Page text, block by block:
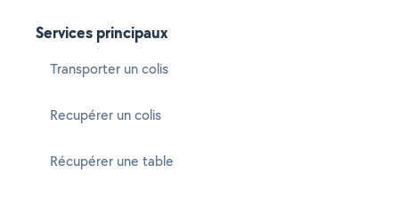
Services principaux
Transporter un colis
Recupérer un colis
Récupérer une table